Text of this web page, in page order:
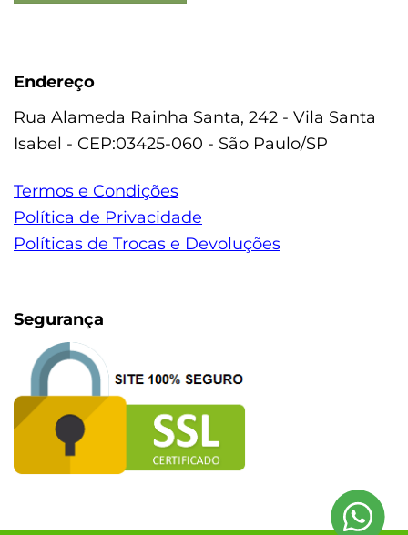
Endereço
Rua Alameda Rainha Santa, 242 - Vila Santa
Isabel - CEP:03425-060 - São Paulo/SP
Termos e Condições
Política de Privacidade
Políticas de Trocas e Devoluções
Segurança